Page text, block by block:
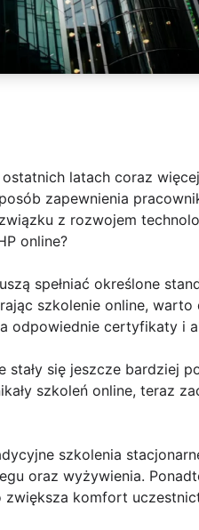
latach coraz
zapewnienia
z rozwojem
online?
spełniać określone
szkolenie online, warto
odpowiednie certyfikaty i
się jeszcze bardziej
szkoleń online, teraz
szkolenia
oraz wyżywienia.
komfort